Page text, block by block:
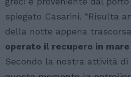
spiegato Casarini. “Risulta
della notte appena
operato il recupero in
Secondo la nostra attività di
questo momento la